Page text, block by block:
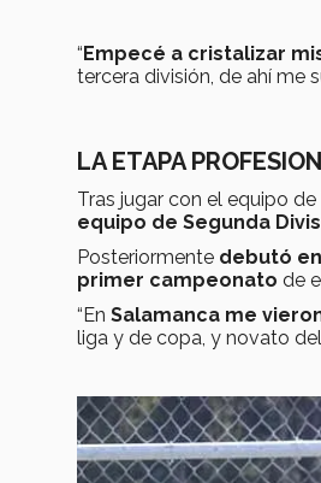
“Empecé a cristalizar
tercera división, de ahí me
LA ETAPA
Tras jugar con el equipo
equipo de Segunda
Posteriormente debutó
primer campeonato de
“En Salamanca me
liga y de copa, y novato del